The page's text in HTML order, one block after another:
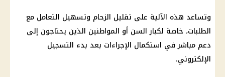
وتساعد هذه الآلية على تقليل الزحام وتسهيل التعامل مع
الطلبات، خاصة لكبار السن أو المواطنين الذين يحتاجون إلى
دعم مباشر في استكمال الإجراءات بعد بدء التسجيل
الإلكتروني.